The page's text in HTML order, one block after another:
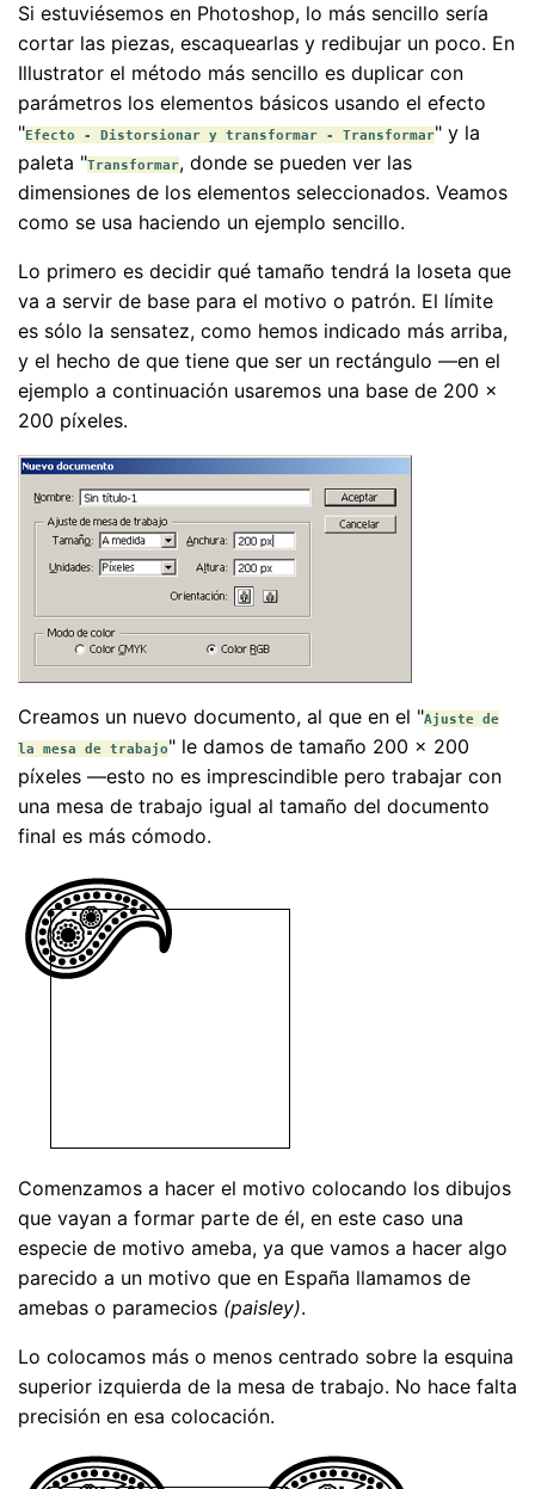
Si estuviésemos en Photoshop, lo más sencillo sería
cortar las piezas, escaquearlas y redibujar un poco. En
Illustrator el método más sencillo es duplicar con
parámetros los elementos básicos usando el efecto
"Efecto - Distorsionar y transformar - Transformar" y la
paleta "Transformar, donde se pueden ver las
dimensiones de los elementos seleccionados. Veamos
como se usa haciendo un ejemplo sencillo.
Lo primero es decidir qué tamaño tendrá la loseta que
va a servir de base para el motivo o patrón. El límite
es sólo la sensatez, como hemos indicado más arriba,
y el hecho de que tiene que ser un rectángulo —en el
ejemplo a continuación usaremos una base de 200 ×
200 píxeles.
Creamos un nuevo documento, al que en el "Ajuste de
la mesa de trabajo" le damos de tamaño 200 × 200
píxeles —esto no es imprescindible pero trabajar con
una mesa de trabajo igual al tamaño del documento
final es más cómodo.
Comenzamos a hacer el motivo colocando los dibujos
que vayan a formar parte de él, en este caso una
especie de motivo ameba, ya que vamos a hacer algo
parecido a un motivo que en España llamamos de
amebas o paramecios (paisley).
Lo colocamos más o menos centrado sobre la esquina
superior izquierda de la mesa de trabajo. No hace falta
precisión en esa colocación.